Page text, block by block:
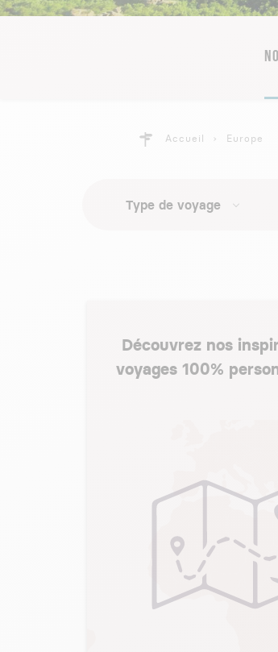
Accueil Europe
Type de voyage
Découvrez nos
voyages 100%